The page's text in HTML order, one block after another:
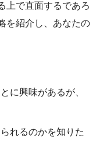
上で直面するであろ
を紹介し、あなたの
に興味があるが、
れるのかを知りた